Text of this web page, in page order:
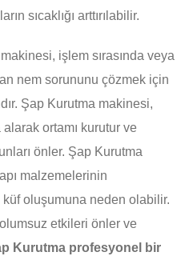
sıcaklığı arttırılabilir.
işlem sırasında veya
nem sorununu çözmek için
Şap Kurutma makinesi,
ortamı kurutur ve
önler. Şap Kurutma
malzemelerinin
küf oluşumuna neden olabilir.
etkileri önler ve
Kurutma profesyonel bir